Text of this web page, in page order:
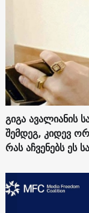
გიგა ავალიანის
შემდეგ, კიდევ
რას აჩვენებს ეს